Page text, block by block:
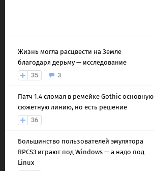
Жизнь могла расцвести на Земле
благодаря дерьму — исследование
35
3
Патч 1.4 сломал в ремейке Gothic основную
сюжетную линию, но есть решение
36
Большинство пользователей эмулятора
RPCS3 играют под Windows — а надо под
Linux